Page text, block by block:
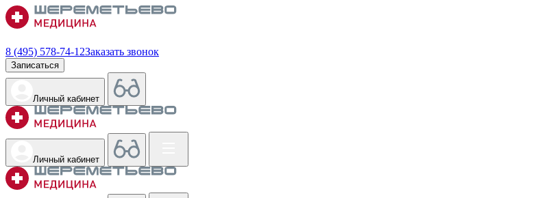
8 (495) 578-74-12Заказать звонок
Записаться
Личный кабинет
Личный кабинет